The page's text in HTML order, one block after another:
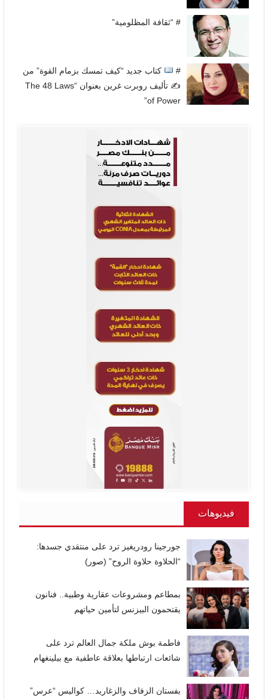
# “ثقافة المظلومية”
#
كتاب جديد “كيف تمسك بزمام القوة” من
✍
تأليف روبرت غرين بعنوان “The 48 Laws
of Power”
فيديوهات
جورجينا رودريغيز ترد على منتقدي جسدها:
“الحلاوة حلاوة الروح” (صور)
بمطاعم ومشروعات عقارية وطبية.. فنانون
يقتحمون البيزنس لتأمين حياتهم
فاطمة بوش ملكة جمال العالم ترد على
شائعات ارتباطها بعلاقة عاطفية مع بيلينغهام
بفستان الزفاف والزغاريد… كواليس “عرس”